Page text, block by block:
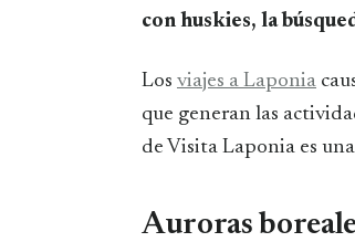
con huskies, la
Los viajes a Laponia
que generan las
de Visita Laponia es
Auroras